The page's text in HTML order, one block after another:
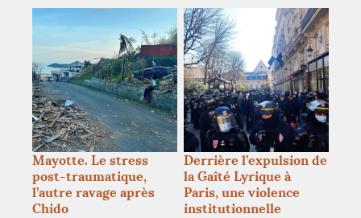
Mayotte. Le stress
post-traumatique,
l’autre ravage après
Chido
Derrière l’expulsion de
la Gaîté Lyrique à
Paris, une violence
institutionnelle